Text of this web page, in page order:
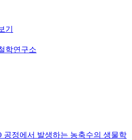
기
학연구소
공정에서 발생하는 농축수의 생물학